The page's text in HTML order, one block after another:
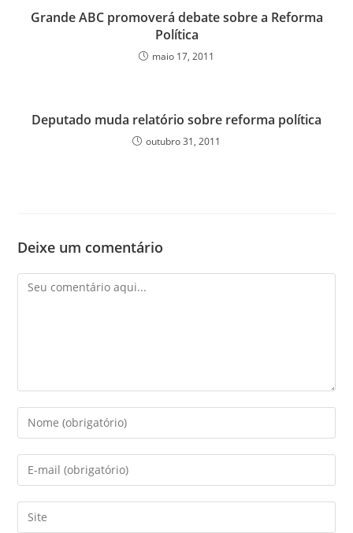
Grande ABC promoverá debate sobre a Reforma
Política
maio 17, 2011
Deputado muda relatório sobre reforma política
outubro 31, 2011
Deixe um comentário